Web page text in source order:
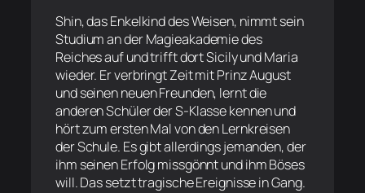
Shin, das Enkelkind des Weisen, nimmt sein
Studium an der Magieakademie des
Reiches auf und trifft dort Sicily und Maria
wieder. Er verbringt Zeit mit Prinz August
und seinen neuen Freunden, lernt die
anderen Schüler der S-Klasse kennen und
hört zum ersten Mal von den Lernkreisen
der Schule. Es gibt allerdings jemanden, der
ihm seinen Erfolg missgönnt und ihm Böses
will. Das setzt tragische Ereignisse in Gang.